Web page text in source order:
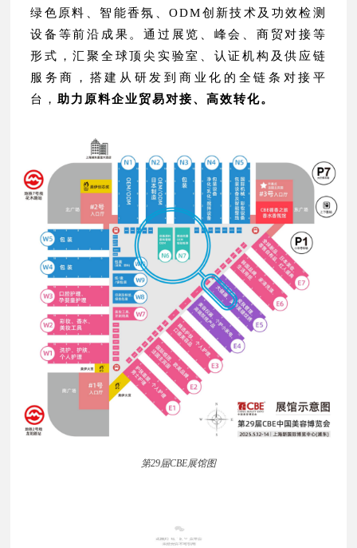
绿色原料、智能香氛、ODM创新技术及功效检测
设备等前沿成果。通过展览、峰会、商贸对接等
形式，汇聚全球顶尖实验室、认证机构及供应链
服务商，搭建从研发到商业化的全链条对接平
台，助力原料企业贸易对接、高效转化。
第29届CBE展馆图
N6